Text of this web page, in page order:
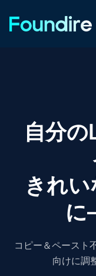
自分
きれ
コピー＆ペースト
向けに調